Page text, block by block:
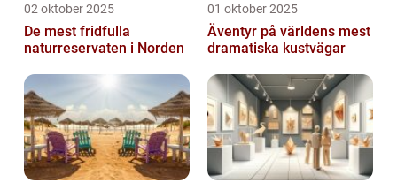
02 oktober 2025
De mest fridfulla
naturreservaten i Norden
01 oktober 2025
Äventyr på världens mest
dramatiska kustvägar